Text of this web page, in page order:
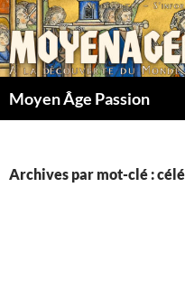
Aller
au
contenu
Moyen Âge Passion
Archives par mot-clé :